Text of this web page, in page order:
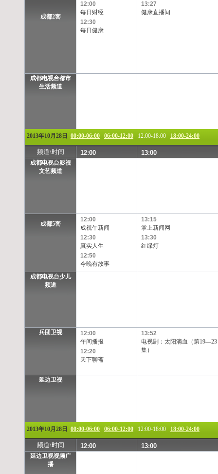
成都2套
12:00
每日财经
12:30
每日健康
13:27
健康直播间
成都电视台都市
生活频道
2013年10月28日 00:00-06:00 06:00-12:00 12:00-18:00 18:00-24:00
频道\时间 12:00 13:00
成都电视台影视
文艺频道
成都5套
12:00
成视午新闻
12:30
真实人生
12:50
今晚有故事
13:15
掌上新闻网
13:30
红绿灯
成都电视台少儿
频道
兵团卫视
12:00
午间播报
12:20
天下聊斋
13:52
电视剧：太阳滴血（第19—23
集）
延边卫视
2013年10月28日 00:00-06:00 06:00-12:00 12:00-18:00 18:00-24:00
频道\时间 12:00 13:00
延边卫视视频广
播